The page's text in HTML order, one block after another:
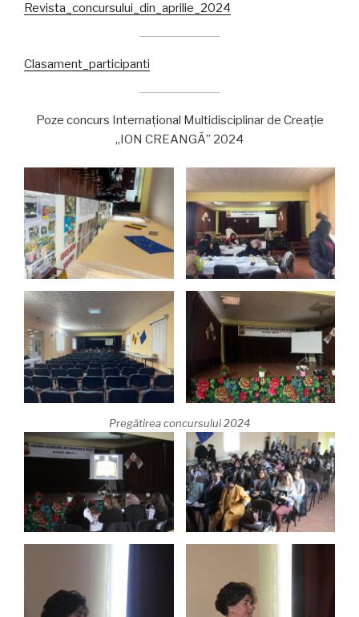
Revista_concursului_din_aprilie_2024
Clasament_participanti
Poze concurs Internațional Multidisciplinar de Creație
„ION CREANGĂ” 2024
Pregătirea concursului 2024